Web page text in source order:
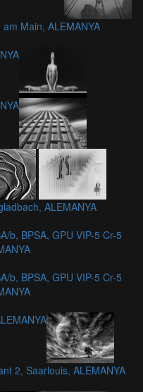
Main, ALEMANYA
ALEMANYA
b, BPSA, GPU VIP-5 Cr-5
b, BPSA, GPU VIP-5 Cr-5
2, Saarlouis, ALEMANYA